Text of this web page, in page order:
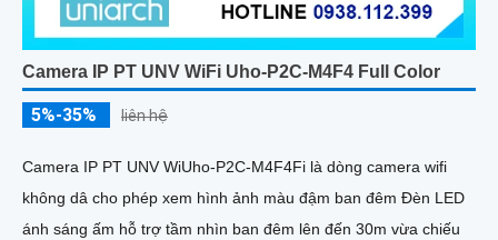
Camera IP PT UNV WiFi Uho-P2C-M4F4 Full Color
5%-35% liên hệ
Camera IP PT UNV WiUho-P2C-M4F4Fi là dòng camera wifi
không dâ cho phép xem hình ảnh màu đậm ban đêm Đèn LED
ánh sáng ấm hỗ trợ tầm nhìn ban đêm lên đến 30m vừa chiếu